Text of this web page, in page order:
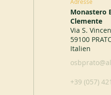
Monastero
Clemente
Via S.
59100
Italien
+39 (057)